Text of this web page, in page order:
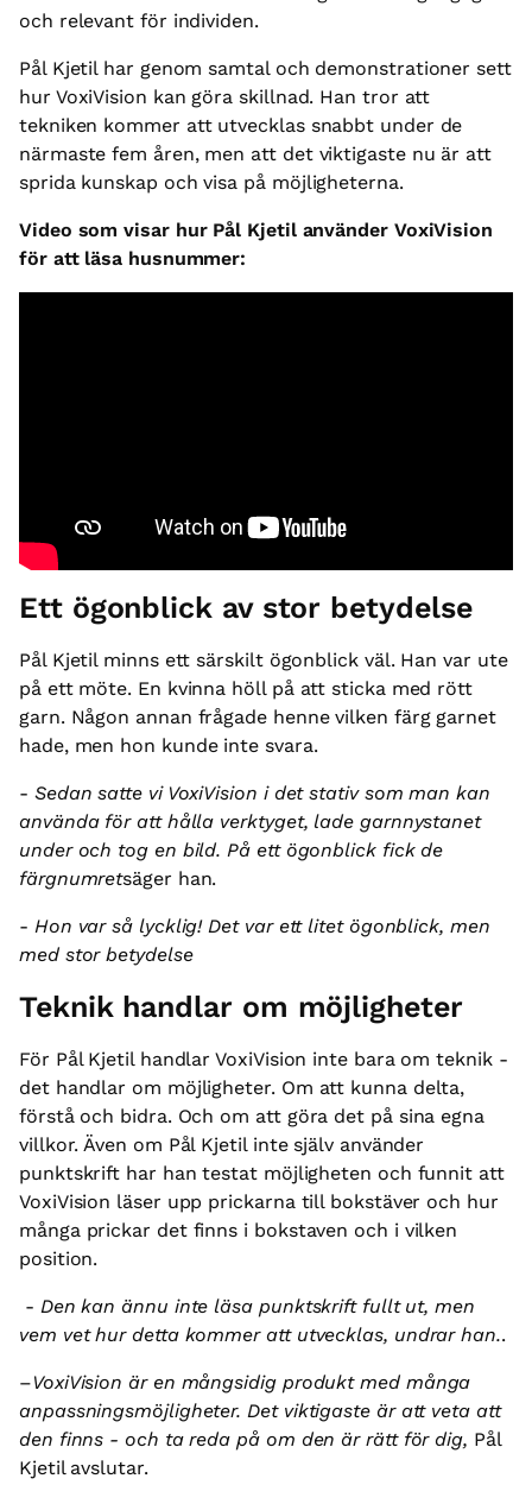
och relevant för individen.
Pål Kjetil har genom samtal och demonstrationer sett
hur VoxiVision kan göra skillnad. Han tror att
tekniken kommer att utvecklas snabbt under de
närmaste fem åren, men att det viktigaste nu är att
sprida kunskap och visa på möjligheterna.
Video som visar hur Pål Kjetil använder VoxiVision
för att läsa husnummer:
Ett ögonblick av stor betydelse
Pål Kjetil minns ett särskilt ögonblick väl. Han var ute
på ett möte. En kvinna höll på att sticka med rött
garn. Någon annan frågade henne vilken färg garnet
hade, men hon kunde inte svara.
- Sedan satte vi VoxiVision i det stativ som man kan
använda för att hålla verktyget, lade garnnystanet
under och tog en bild. På ett ögonblick fick de
färgnumretsäger han.
- Hon var så lycklig! Det var ett litet ögonblick, men
med stor betydelse
Teknik handlar om möjligheter
För Pål Kjetil handlar VoxiVision inte bara om teknik -
det handlar om möjligheter. Om att kunna delta,
förstå och bidra. Och om att göra det på sina egna
villkor. Även om Pål Kjetil inte själv använder
punktskrift har han testat möjligheten och funnit att
VoxiVision läser upp prickarna till bokstäver och hur
många prickar det finns i bokstaven och i vilken
position.
- Den kan ännu inte läsa punktskrift fullt ut, men
vem vet hur detta kommer att utvecklas, undrar han..
–VoxiVision är en mångsidig produkt med många
anpassningsmöjligheter. Det viktigaste är att veta att
den finns - och ta reda på om den är rätt för dig, Pål
Kjetil avslutar.